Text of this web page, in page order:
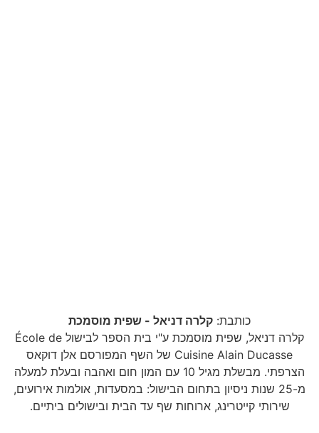
כותבת: קלרה דניאל - שפית מוסמכת
קלרה דניאל, שפית מוסמכת ע"י בית הספר לבישול École de
Cuisine Alain Ducasse של השף המפורסם אלן דוקאס
הצרפתי. מבשלת מגיל 10 עם המון חום ואהבה ובעלת למעלה
מ-25 שנות ניסיון בתחום הבישול: במסעדות, אולמות אירועים,
שירותי קייטרינג, ארוחות שף עד הבית ובישולים ביתיים.